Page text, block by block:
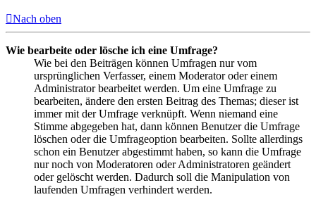
Nach oben
Wie bearbeite oder lösche ich eine Umfrage?
Wie bei den Beiträgen können Umfragen nur vom
ursprünglichen Verfasser, einem Moderator oder einem
Administrator bearbeitet werden. Um eine Umfrage zu
bearbeiten, ändere den ersten Beitrag des Themas; dieser ist
immer mit der Umfrage verknüpft. Wenn niemand eine
Stimme abgegeben hat, dann können Benutzer die Umfrage
löschen oder die Umfrageoption bearbeiten. Sollte allerdings
schon ein Benutzer abgestimmt haben, so kann die Umfrage
nur noch von Moderatoren oder Administratoren geändert
oder gelöscht werden. Dadurch soll die Manipulation von
laufenden Umfragen verhindert werden.